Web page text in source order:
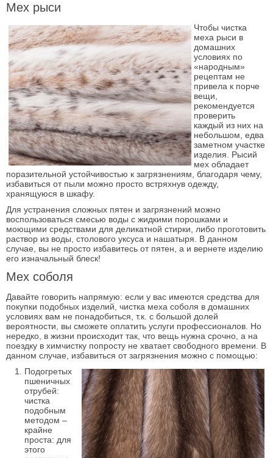
Мех рыси
Чтобы чистка
меха рыси в
домашних
условиях по
«народным»
рецептам не
привела к порче
вещи,
рекомендуется
проверить
каждый из них на
небольшом, едва
заметном участке
изделия. Рысий
мех обладает
поразительной устойчивостью к загрязнениям, благодаря чему,
избавиться от пыли можно просто встряхнув одежду,
хранящуюся в шкафу.
Для устранения сложных пятен и загрязнений можно
воспользоваться смесью воды с жидкими порошками и
моющими средствами для деликатной стирки, либо проготовить
раствор из воды, столового уксуса и нашатыря. В данном
случае, вы не просто избавитесь от пятен, а и вернете изделию
его изначальный блеск!
Мех соболя
Давайте говорить напрямую: если у вас имеются средства для
покупки подобных изделий, чистка меха соболя в домашних
условиях вам не понадобиться, т.к. с большой долей
вероятности, вы сможете оплатить услуги профессионалов. Но
нередко, в жизни происходит так, что вещь нужна срочно, а на
поездку в химчистку попросту не хватает свободного времени. В
данном случае, избавиться от загрязнения можно с помощью:
Подогретых
пшеничных
отрубей:
чистка
подобным
методом –
крайне
проста: для
этого